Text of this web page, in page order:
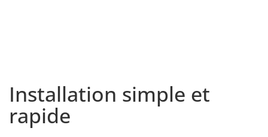
Installation simple et
rapide